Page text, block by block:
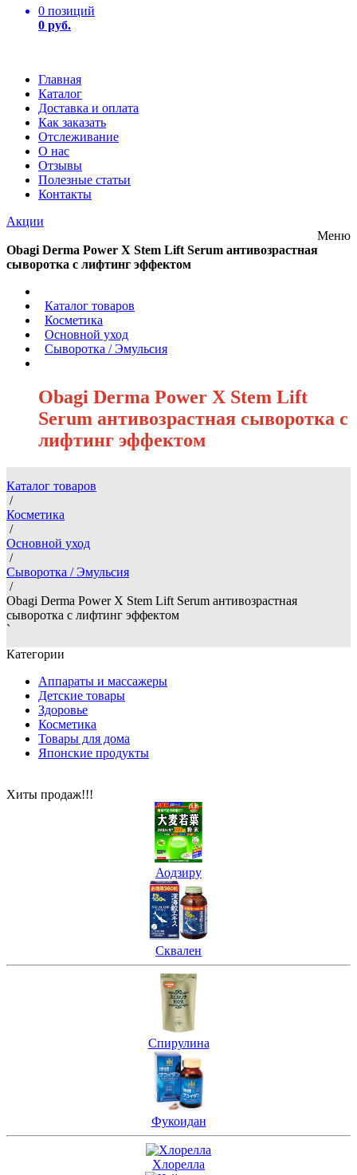
0 позиций
0 руб.
Главная
Каталог
Доставка и оплата
Как заказать
Отслеживание
О нас
Отзывы
Полезные статьи
Контакты
Акции
Меню
Obagi Derma Power X Stem Lift Serum антивозрастная
сыворотка с лифтинг эффектом
Каталог товаров
Косметика
Основной уход
Сыворотка / Эмульсия
Obagi Derma Power X Stem Lift
Serum антивозрастная сыворотка с
лифтинг эффектом
Каталог товаров
/
Косметика
/
Основной уход
/
Сыворотка / Эмульсия
/
Obagi Derma Power X Stem Lift Serum антивозрастная
сыворотка с лифтинг эффектом
`
Категории
Аппараты и массажеры
Детские товары
Здоровье
Косметика
Товары для дома
Японские продукты
Хиты продаж!!!
Аодзиру
Сквален
Спирулина
Фукоидан
Хлорелла